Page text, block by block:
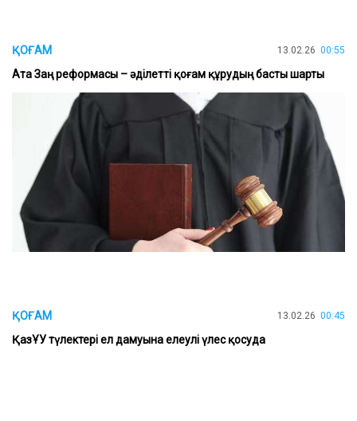
ҚОҒАМ 13.02.26 00:55
Ата Заң реформасы – әділетті қоғам құрудың басты шарты
ҚОҒАМ 13.02.26 00:45
ҚазҰУ түлектері ел дамуына елеулі үлес қосуда